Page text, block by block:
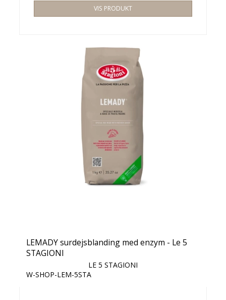
VIS PRODUKT
LEMADY surdejsblanding med enzym - Le 5
STAGIONI
LE 5 STAGIONI
W-SHOP-LEM-5STA